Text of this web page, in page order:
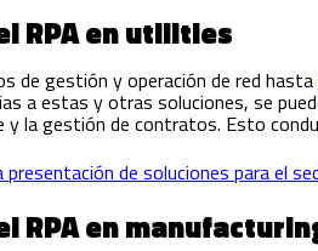
RPA en utilities
de gestión y operación de red hasta
a estas y otras soluciones, se
y la gestión de contratos. Esto
presentación de soluciones para el
RPA en